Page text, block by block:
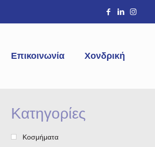
Επικοινωνία Χονδρική
Κατηγορίες
Κοσμήματα